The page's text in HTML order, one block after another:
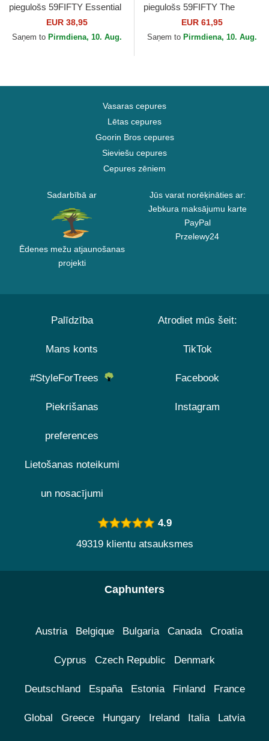
piegulošs 59FIFTY Essential
no Los Angeles Dodgers
MLB no New Era
EUR 38,95
Saņem to Pirmdiena, 10. Aug.
piegulošs 59FIFTY The
Elements Fire Pin no Los
Angeles Dodgers MLB no
EUR 61,95
Saņem to Pirmdiena, 10. Aug.
Vasaras cepures
Lētas cepures
Goorin Bros cepures
Sieviešu cepures
Cepures zēniem
Sadarbībā ar
Ēdenes mežu atjaunošanas
projekti
Jūs varat norēķināties ar:
Jebkura maksājumu karte
PayPal
Przelewy24
Palīdzība
Mans konts
#StyleForTrees
Piekrišanas
preferences
Lietošanas noteikumi
un nosacījumi
Atrodiet mūs šeit:
TikTok
Facebook
Instagram
4.9
49319 klientu atsauksmes
Caphunters
Austria Belgique Bulgaria Canada Croatia
Cyprus Czech Republic Denmark
Deutschland España Estonia Finland France
Global Greece Hungary Ireland Italia Latvia